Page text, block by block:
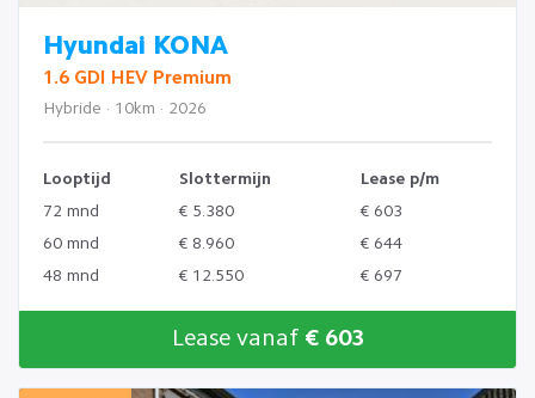
Hyundai KONA
1.6 GDI HEV Premium
Hybride · 10km · 2026
Looptijd Slottermijn
Lease p/m
72 mnd
€ 5.380
€ 603
60 mnd
€ 8.960
€ 644
48 mnd
€ 12.550 € 697
Lease vanaf € 603